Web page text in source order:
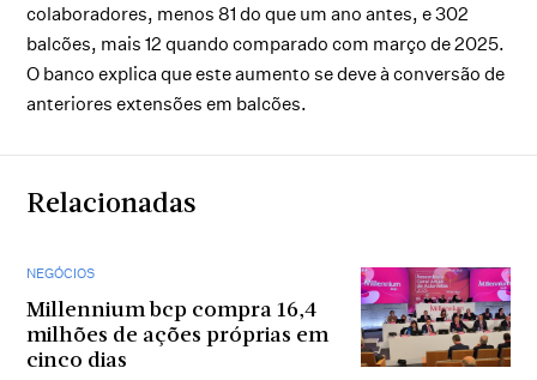
colaboradores, menos 81 do que um ano antes, e 302
balcões, mais 12 quando comparado com março de 2025.
O banco explica que este aumento se deve à conversão de
anteriores extensões em balcões.
Relacionadas
NEGÓCIOS
Millennium bcp compra 16,4
milhões de ações próprias em
cinco dias